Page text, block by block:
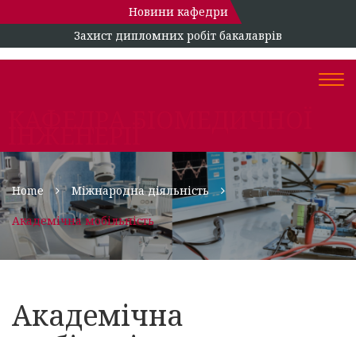
Новини кафедри
Захист дипломних робіт бакалаврів
Home
Міжнародна діяльність
Академічна мобільність
Академічна